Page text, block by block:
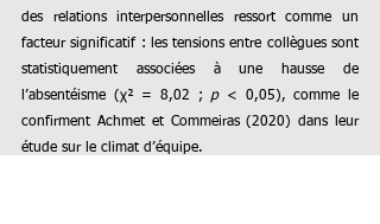
des relations interpersonnelles ressort comme un
facteur significatif : les tensions entre collègues sont
statistiquement associées à une hausse de
l’absentéisme (χ² = 8,02 ; p < 0,05), comme le
confirment Achmet et Commeiras (2020) dans leur
étude sur le climat d’équipe.